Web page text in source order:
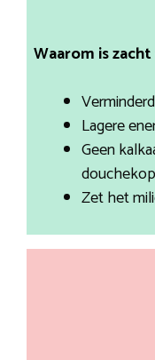
Waarom is
Lagere
Geen
Zet het